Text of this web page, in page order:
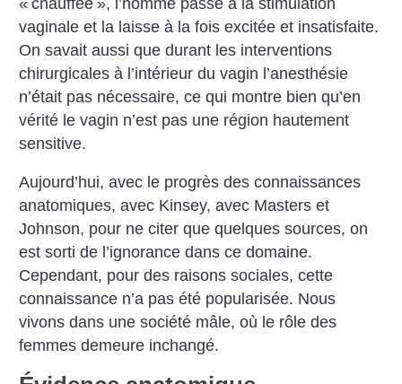
vaginale et la laisse à la fois excitée et insatisfaite.
On savait aussi que durant les interventions
chirurgicales à l’intérieur du vagin l’anesthésie
n’était pas nécessaire, ce qui montre bien qu’en
vérité le vagin n’est pas une région hautement
sensitive.
Aujourd’hui, avec le progrès des connaissances
anatomiques, avec Kinsey, avec Masters et
Johnson, pour ne citer que quelques sources, on
est sorti de l’ignorance dans ce domaine.
Cependant, pour des raisons sociales, cette
connaissance n’a pas été popularisée. Nous
vivons dans une société mâle, où le rôle des
femmes demeure inchangé.